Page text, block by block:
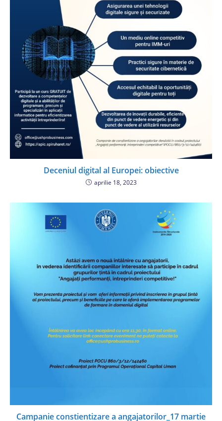
Deceniul digital al Europei: obiective
aprilie 18, 2023
Campanie constientizare a angajatorilor_17 martie